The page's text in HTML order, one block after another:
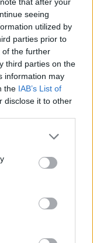
seeing
utilized by
parties prior to
of the further
third parties on the
information may
the IAB’s List of
disclose it to other
or more Google
You may click to
party tags to
in below Google
nazionali?
mese
nella